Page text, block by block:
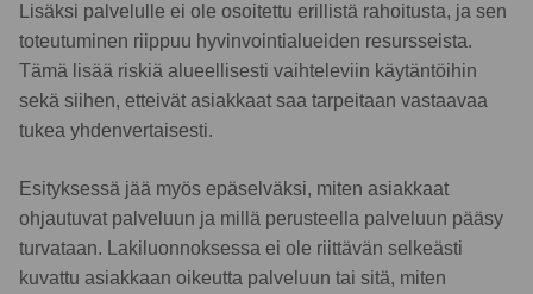
Lisäksi palvelulle ei ole osoitettu erillistä rahoitusta, ja sen
toteutuminen riippuu hyvinvointialueiden resursseista.
Tämä lisää riskiä alueellisesti vaihteleviin käytäntöihin
sekä siihen, etteivät asiakkaat saa tarpeitaan vastaavaa
tukea yhdenvertaisesti.
Esityksessä jää myös epäselväksi, miten asiakkaat
ohjautuvat palveluun ja millä perusteella palveluun pääsy
turvataan. Lakiluonnoksessa ei ole riittävän selkeästi
kuvattu asiakkaan oikeutta palveluun tai sitä, miten